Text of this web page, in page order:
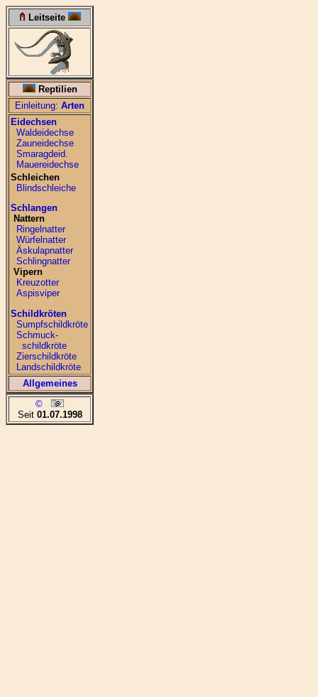
Leitseite
Reptilien
Einleitung: Arten
Eidechsen
Waldeidechse
Zauneidechse
Smaragdeid.
Mauereidechse
Schleichen
Blindschleiche
Schlangen
Nattern
Ringelnatter
Würfelnatter
Äskulapnatter
Schlingnatter
Vipern
Kreuzotter
Aspisviper
Schildkröten
Sumpfschildkröte
Schmuck-
schildkröte
Zierschildkröte
Landschildkröte
Allgemeines
©
Seit 01.07.1998